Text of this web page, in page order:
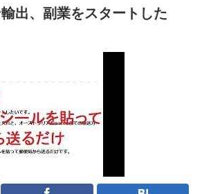
出、副業をスタートした